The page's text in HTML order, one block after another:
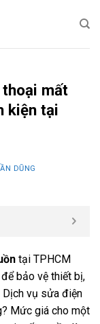
mất
kiện tại
DŨNG
tại TPHCM
bảo vệ thiết bị,
Dịch vụ sửa điện
Mức giá cho một